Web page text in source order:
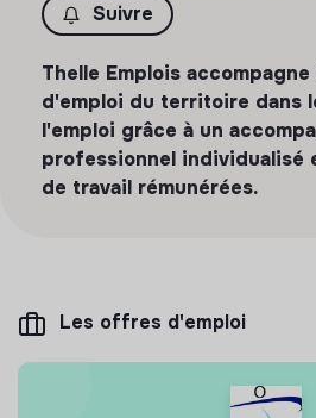
Suivre
Thelle Emplois
d'emploi du territoire dans
l'emploi grâce à un
professionnel individualisé
de travail rémunérées.
Les offres d'emploi